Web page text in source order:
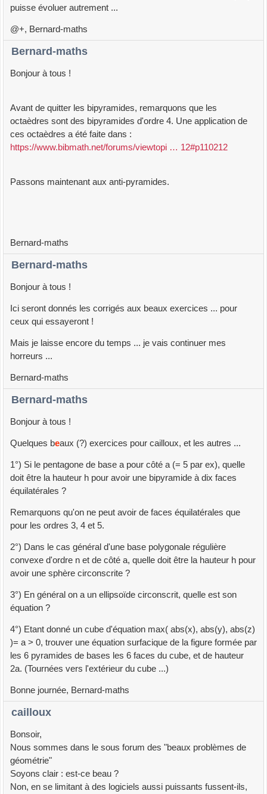
puisse évoluer autrement ...
@+, Bernard-maths
Bernard-maths
Bonjour à tous !
Avant de quitter les bipyramides, remarquons que les
octaèdres sont des bipyramides d'ordre 4. Une application de
ces octaèdres a été faite dans :
https://www.bibmath.net/forums/viewtopi … 12#p110212
Passons maintenant aux anti-pyramides.
Bernard-maths
Bernard-maths
Bonjour à tous !
Ici seront donnés les corrigés aux beaux exercices ... pour
ceux qui essayeront !
Mais je laisse encore du temps ... je vais continuer mes
horreurs ...
Bernard-maths
Bernard-maths
Bonjour à tous !
Quelques beaux (?) exercices pour cailloux, et les autres ...
1°) Si le pentagone de base a pour côté a (= 5 par ex), quelle
doit être la hauteur h pour avoir une bipyramide à dix faces
équilatérales ?
Remarquons qu'on ne peut avoir de faces équilatérales que
pour les ordres 3, 4 et 5.
2°) Dans le cas général d'une base polygonale régulière
convexe d'ordre n et de côté a, quelle doit être la hauteur h pour
avoir une sphère circonscrite ?
3°) En général on a un ellipsoïde circonscrit, quelle est son
équation ?
4°) Etant donné un cube d'équation max( abs(x), abs(y), abs(z)
)= a > 0, trouver une équation surfacique de la figure formée par
les 6 pyramides de bases les 6 faces du cube, et de hauteur
2a. (Tournées vers l'extérieur du cube ...)
Bonne journée, Bernard-maths
cailloux
Bonsoir,
Nous sommes dans le sous forum des "beaux problèmes de
géométrie"
Soyons clair : est-ce beau ?
Non, en se limitant à des logiciels aussi puissants fussent-ils,